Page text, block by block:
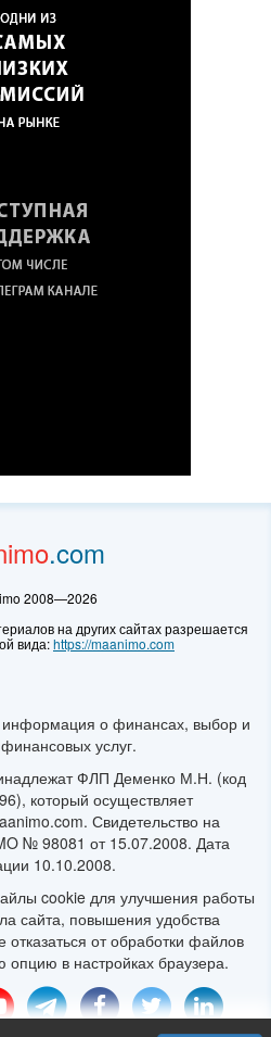
2008—2026
https://maanimo.com
информация о финансах, выбор и
услуг.
ФЛП Деменко М.Н. (код
который осуществляет
Свидетельство на
№ 98081 от 15.07.2008. Дата
10.10.2008.
cookie для улучшения работы
сайта, повышения удобства
от обработки файлов
опцию в настройках браузера.